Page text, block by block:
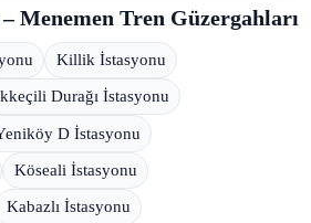
Menemen Tren Güzergahları
Killik İstasyonu
Durağı İstasyonu
D İstasyonu
Köseali İstasyonu
Kabazlı İstasyonu